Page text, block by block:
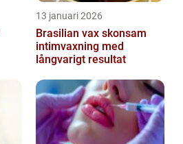
13 januari 2026
Brasilian vax skonsam
intimvaxning med
långvarigt resultat